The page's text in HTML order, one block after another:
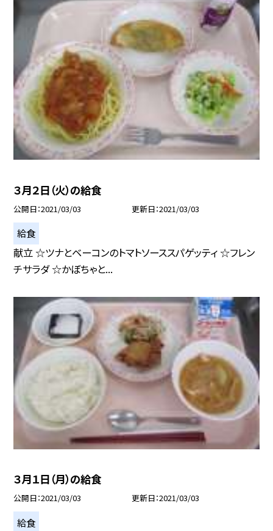
３月２日（火）の給食
公開日 2021/03/03 更新日 2021/03/03
給食
献立 ☆ツナとベーコンのトマトソーススパゲッティ ☆フレン
チサラダ ☆かぼちゃと...
３月１日（月）の給食
公開日 2021/03/03 更新日 2021/03/03
給食